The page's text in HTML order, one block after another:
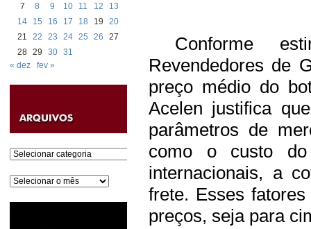
7
8 9 10 11 12
13
14
15 16 17 18 19
20
21
22 23 24 25 26
27
28 29 30 31
« dez
fev »
Categorias
Arquivos
Conforme
Revendedores de
preço médio do
Acelen justifica
parâmetros de
como o custo do
internacionais, a
frete. Esses
preços, seja para